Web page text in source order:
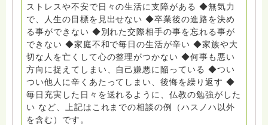
ストレスや不安で日々の生活に支障がある ◆無気力
で、人生の目標を見出せない ◆卒業後の進路を決め
る事ができない ◆別れた交際相手の事を忘れる事が
できない ◆家庭不和で毎日の生活が辛い ◆家族や大
切な人を亡くして心の整理がつかない ◆何事も悪い
方向に捉えてしまい、自己嫌悪に陥っている ◆つい
つい他人に辛くあたってしまい、後悔を繰り返す ◆
毎日充実した日々を送れるように、仏教の勉強がした
い など、上記はこれまでの相談の例（ハスノハ以外
を含む）です。